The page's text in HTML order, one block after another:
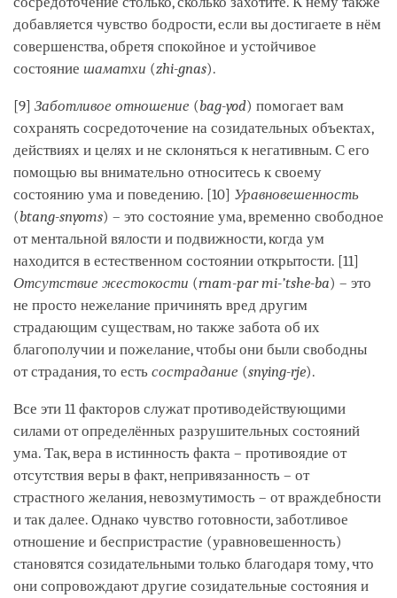
добавляется чувство бодрости, если вы достигаете в нём
совершенства, обретя спокойное и устойчивое
состояние шаматхи (zhi-gnas).
[9] Заботливое отношение (bag-yod) помогает вам
сохранять сосредоточение на созидательных объектах,
действиях и целях и не склоняться к негативным. С его
помощью вы внимательно относитесь к своему
состоянию ума и поведению. [10] Уравновешенность
(btang-snyoms) – это состояние ума, временно свободное
от ментальной вялости и подвижности, когда ум
находится в естественном состоянии открытости. [11]
Отсутствие жестокости (rnam-par mi-’tshe-ba) – это
не просто нежелание причинять вред другим
страдающим существам, но также забота об их
благополучии и пожелание, чтобы они были свободны
от страдания, то есть сострадание (snying-rje).
Все эти 11 факторов служат противодействующими
силами от определённых разрушительных состояний
ума. Так, вера в истинность факта – противоядие от
отсутствия веры в факт, непривязанность – от
страстного желания, невозмутимость – от враждебности
и так далее. Однако чувство готовности, заботливое
отношение и беспристрастие (уравновешенность)
становятся созидательными только благодаря тому, что
они сопровождают другие созидательные состояния и